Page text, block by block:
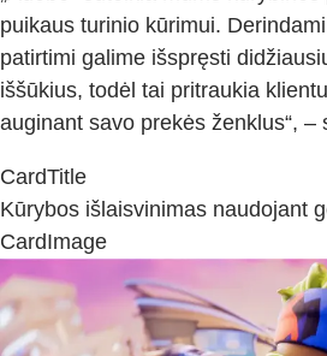
puikaus turinio kūrimui.
patirtimi galime išspręsti
iššūkius, todėl tai pritraukia
auginant savo prekės ženklus“, –
CardTitle
Kūrybos išlaisvinimas naudojant
CardImage